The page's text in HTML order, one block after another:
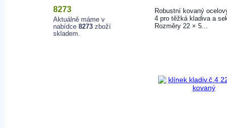
8273
Aktuálně máme v
nabídce 8273 zboží
skladem.
Robustní kovaný
4 pro těžká kladiva a
Rozměry 22 × 5...